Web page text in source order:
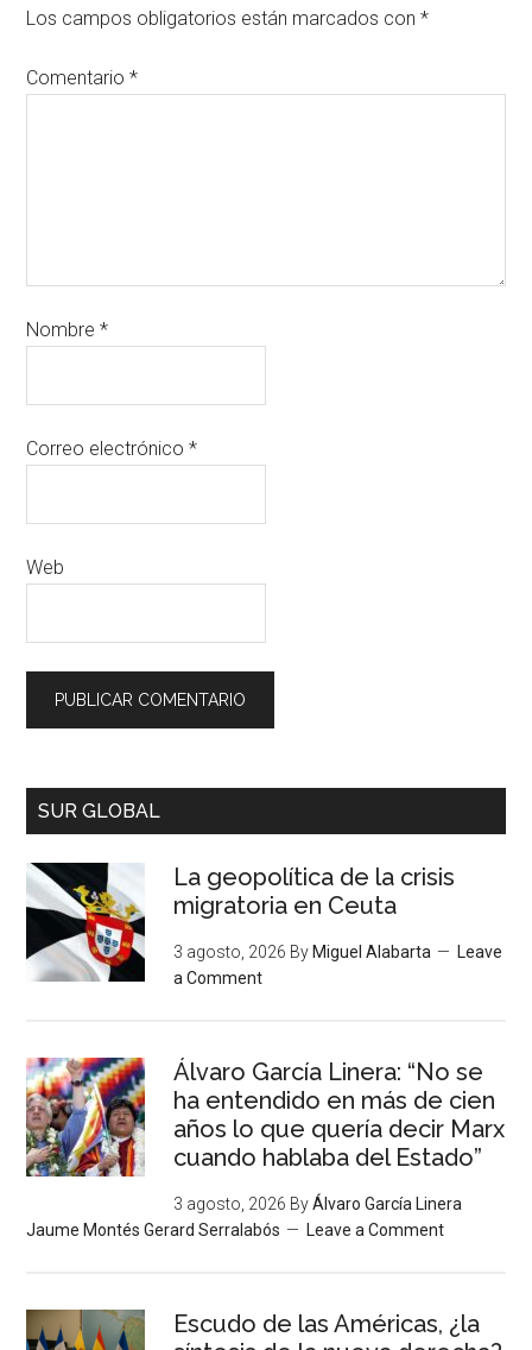
Los campos obligatorios están marcados con*
Comentario*
Nombre*
Correo electrónico*
Web
SUR GLOBAL
La geopolítica de la crisis
migratoria en Ceuta
3 agosto, 2026 By Miguel Alabarta
Leave
a Comment
Álvaro García Linera: “No se
ha entendido en más de cien
años lo que quería decir Marx
cuando hablaba del Estado”
3 agosto, 2026 ByÁlvaro García Linera
Jaume Montés Gerard Serralabós
Leave a Comment
Escudo de las Américas, ¿la